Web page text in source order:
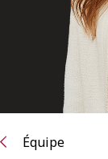
Équipe